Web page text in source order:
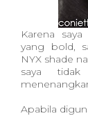
Karena
yang bold,
NYX shade
saya
Apabila